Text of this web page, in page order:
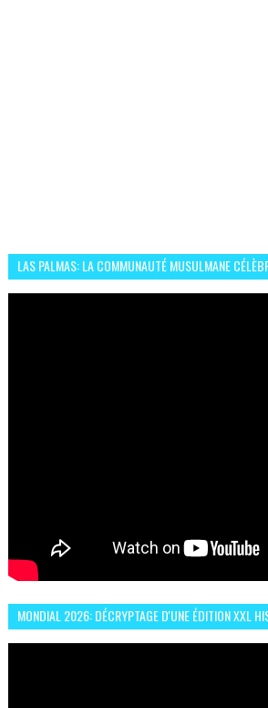
LAS PALMAS: LA COMMUNAUTÉ MUSULMANE
MONDIAL 2026: DÉCRYPTAGE D'UNE ÉDITION XXL